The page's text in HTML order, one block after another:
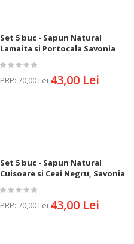
Set 5 buc - Sapun Natural
Lamaita si Portocala Savonia
PRP: 70,00 Lei 43,00 Lei
Set 5 buc - Sapun Natural
Cuisoare si Ceai Negru, Savonia
PRP: 70,00 Lei 43,00 Lei